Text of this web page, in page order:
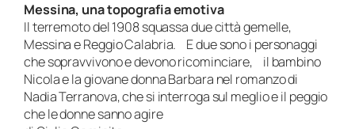
Messina, una topografia emotiva
Il terremoto del 1908 squassa due città gemelle,
Messina e Reggio Calabria. E due sono i personaggi
che sopravvivono e devono ricominciare, il bambino
Nicola e la giovane donna Barbara nel romanzo di
Nadia Terranova, che si interroga sul meglio e il peggio
che le donne sanno agire